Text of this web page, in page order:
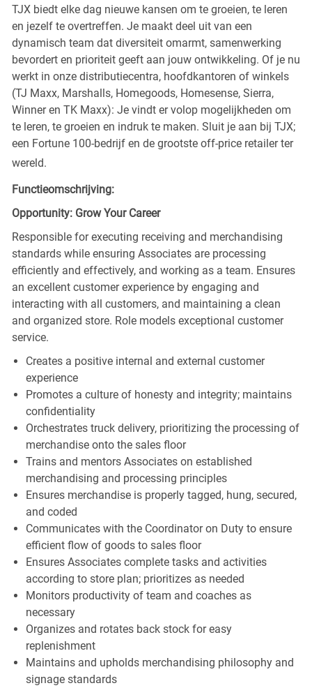
TJX biedt elke dag nieuwe kansen om te groeien, te leren
en jezelf te overtreffen. Je maakt deel uit van een
dynamisch team dat diversiteit omarmt, samenwerking
bevordert en prioriteit geeft aan jouw ontwikkeling. Of je nu
werkt in onze distributiecentra, hoofdkantoren of winkels
(TJ Maxx, Marshalls, Homegoods, Homesense, Sierra,
Winner en TK Maxx): Je vindt er volop mogelijkheden om
te leren, te groeien en indruk te maken. Sluit je aan bij TJX;
een Fortune 100-bedrijf en de grootste off-price retailer ter
wereld.
Functieomschrijving:
Opportunity: Grow Your Career
Responsible for executing receiving and merchandising
standards while ensuring Associates are processing
efficiently and effectively, and working as a team. Ensures
an excellent customer experience by engaging and
interacting with all customers, and maintaining a clean
and organized store. Role models exceptional customer
service.
Creates a positive internal and external customer
experience
Promotes a culture of honesty and integrity; maintains
confidentiality
Orchestrates truck delivery, prioritizing the processing of
merchandise onto the sales floor
Trains and mentors Associates on established
merchandising and processing principles
Ensures merchandise is properly tagged, hung, secured,
and coded
Communicates with the Coordinator on Duty to ensure
efficient flow of goods to sales floor
Ensures Associates complete tasks and activities
according to store plan; prioritizes as needed
Monitors productivity of team and coaches as
necessary
Organizes and rotates back stock for easy
replenishment
Maintains and upholds merchandising philosophy and
signage standards